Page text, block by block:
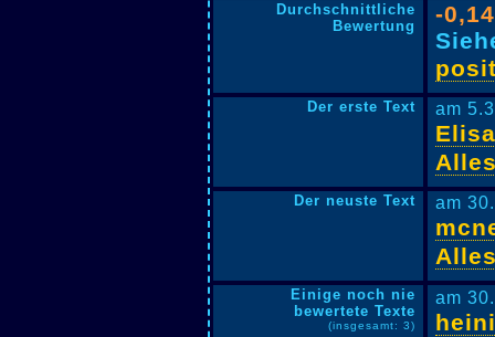
Durchschnittliche
Bewertung
-
Der erste Text am
Der neuste Text am
Einige noch nie
bewertete Texte
(insgesamt: 3)
am